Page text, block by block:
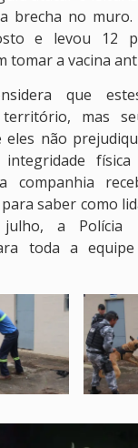
brecha no
e levou 12
tomar a vacina
que
mas
não
física
companhia
saber como
a Polícia
toda a